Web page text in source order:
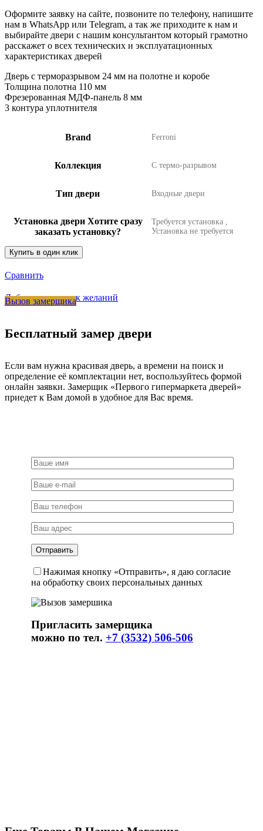
Оформите заявку на сайте, позвоните по телефону, напишите
нам в WhatsApp или Telegram, а так же приходите к нам и
выбирайте двери с нашим консультантом который грамотно
расскажет о всех технических и эксплуатационных
характеристиках дверей
Дверь с терморазрывом 24 мм на полотне и коробе
Толщина полотна 110 мм
Фрезерованная МДФ-панель 8 мм
3 контура уплотнителя
Brand Ferroni
Коллекция С термо-разрывом
Тип двери Входные двери
Установка двери Хотите сразу
заказать установку?
Требуется установка ,
Установка не требуется
Купить в один клик
Сравнить
Добавить в список желаний
Вызов замерщика
Бесплатный замер двери
Если вам нужна красивая дверь, а времени на поиск и
определение её комплектации нет, воспользуйтесь формой
онлайн заявки. Замерщик «Первого гипермаркета дверей»
приедет к Вам домой в удобное для Вас время.
Нажимая кнопку «Отправить», я даю согласие
на обработку своих персональных данных
Пригласить замерщика
можно по тел. +7 (3532) 506-506